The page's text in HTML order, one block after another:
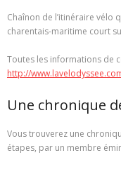
Chaînon de l’itinéraire vélo
charentais-maritime court
Toutes les informations de
http://
Une chronique
Vous trouverez une
étapes, par un membre